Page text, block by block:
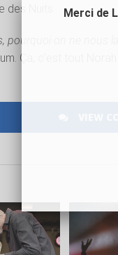
Nuits.
pourquoi on ne nous
Ça, c’est tout Norah !
Merci de